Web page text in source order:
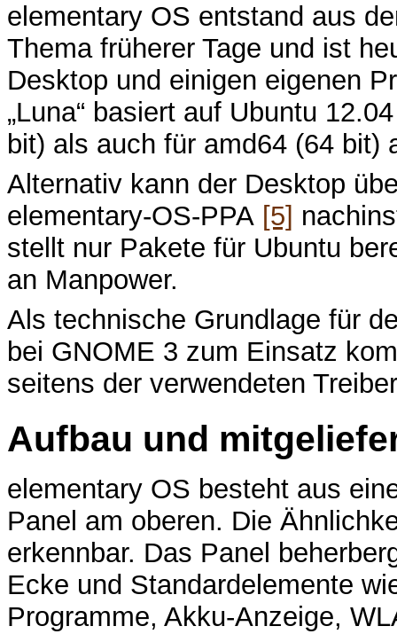
elementary OS entstand aus
Thema früherer Tage und ist
Desktop und einigen eigenen
„Luna“ basiert auf Ubuntu
bit) als auch für amd64 (64 bit)
Alternativ kann der Desktop
elementary-OS-PPA [5]
stellt nur Pakete für Ubuntu
an Manpower.
Als technische Grundlage für
bei GNOME 3 zum Einsatz
seitens der verwendeten
Aufbau und
elementary OS besteht aus
Panel am oberen. Die
erkennbar. Das Panel
Ecke und Standardelemente
Programme, Akku-Anzeige,